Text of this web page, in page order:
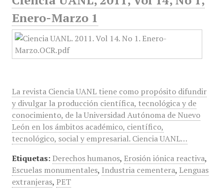
Enero-Marzo 1
La revista Ciencia UANL tiene como propósito difundir
y divulgar la producción científica, tecnológica y de
conocimiento, de la Universidad Autónoma de Nuevo
León en los ámbitos académico, científico,
tecnológico, social y empresarial. Ciencia UANL…
Etiquetas: Derechos humanos, Erosión iónica reactiva,
Escuelas monumentales, Industria cementera, Lenguas
extranjeras, PET